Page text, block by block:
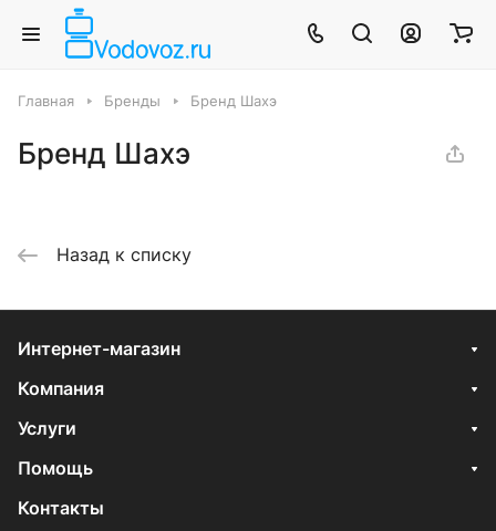
Главная Бренды Бренд Шахэ
Бренд Шахэ
Назад к списку
Интернет-магазин
Компания
Услуги
Помощь
Контакты